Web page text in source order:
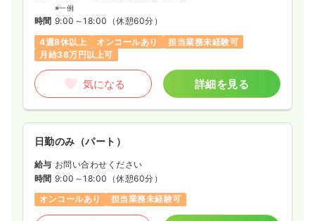
※一例
時間 9:00～18:00 （休憩60分）
4週8休以上
オンコールあり
担当業務未経験可
月給38万円以上可
気になる 詳細を見る
日勤のみ（パート）
給与 お問い合わせください
時間 9:00～18:00 （休憩60分）
オンコールあり
担当業務未経験可